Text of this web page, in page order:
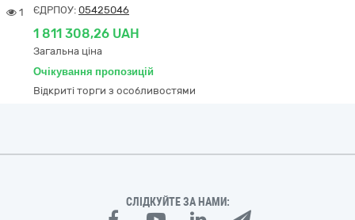
1
ЄДРПОУ: 05425046
1 811 308,26 UAH
Загальна ціна
Очікування пропозицій
Відкриті торги з особливостями
СЛІДКУЙТЕ ЗА НАМИ: